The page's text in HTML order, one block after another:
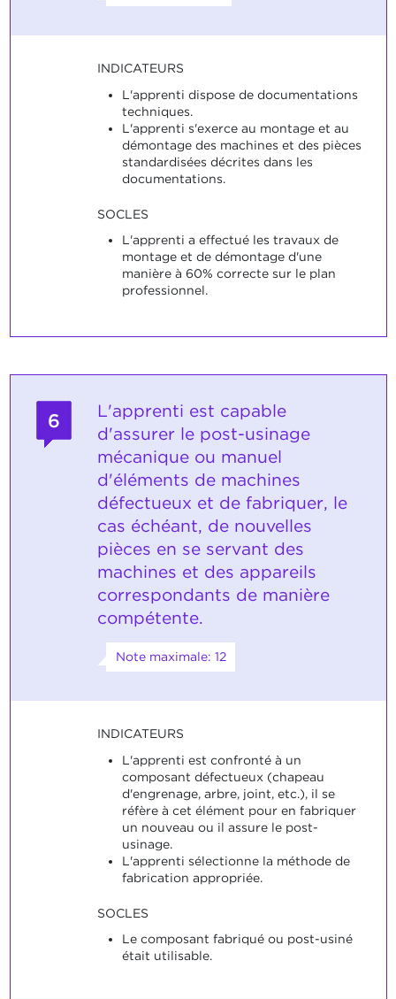
INDICATEURS
L'apprenti dispose de documentations
techniques.
L'apprenti s'exerce au montage et au
démontage des machines et des pièces
standardisées décrites dans les
documentations.
SOCLES
L'apprenti a effectué les travaux de
montage et de démontage d'une
manière à 60% correcte sur le plan
professionnel.
6
L'apprenti est capable
d'assurer le post-usinage
mécanique ou manuel
d'éléments de machines
défectueux et de fabriquer, le
cas échéant, de nouvelles
pièces en se servant des
machines et des appareils
correspondants de manière
compétente.
Note maximale: 12
INDICATEURS
L'apprenti est confronté à un
composant défectueux (chapeau
d'engrenage, arbre, joint, etc.), il se
réfère à cet élément pour en fabriquer
un nouveau ou il assure le post-
usinage.
L'apprenti sélectionne la méthode de
fabrication appropriée.
SOCLES
Le composant fabriqué ou post-usiné
était utilisable.